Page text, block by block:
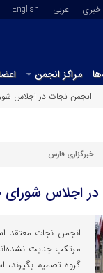
عربي English
مراکز انجمن
انجمن نجات در اجلاس
خبرگزاری فارس
اجلاس
انجمن نجات معتقد
مرتکب جنایت
گروه تصمیم بگیرند،